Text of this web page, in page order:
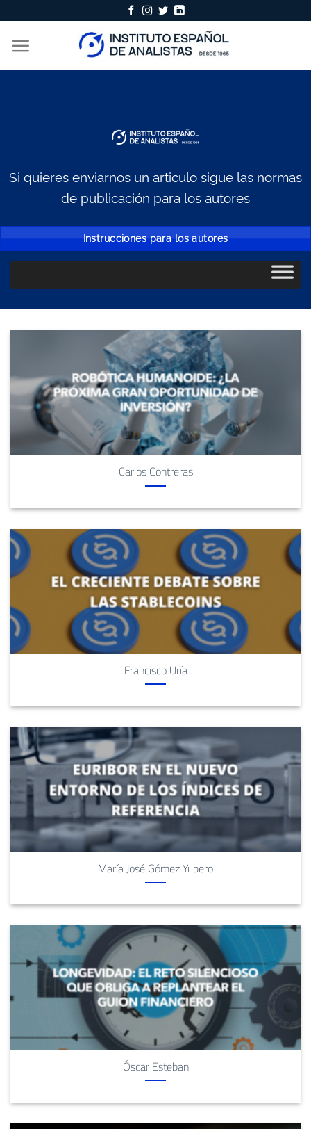
content
Si quieres enviarnos un articulo sigue las normas
de publicación para los autores
Instrucciones para los autores
Carlos Contreras
Francisco Uría
María José Gómez Yubero
Óscar Esteban